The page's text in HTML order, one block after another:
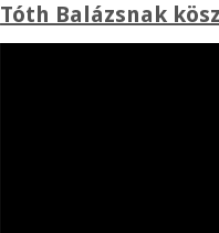
Tóth Balázsnak